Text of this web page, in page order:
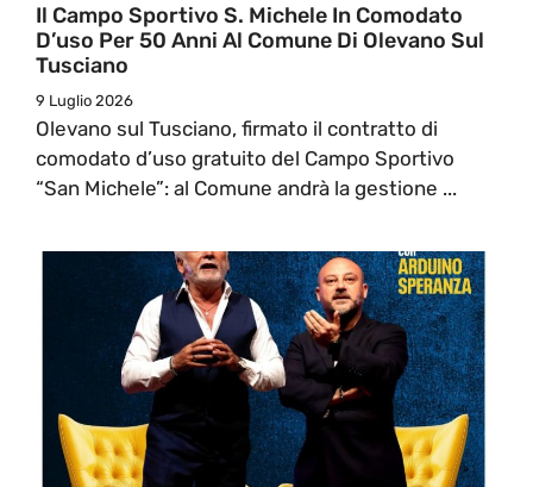
Il Campo Sportivo S. Michele In Comodato
D’uso Per 50 Anni Al Comune Di Olevano Sul
Tusciano
9 Luglio 2026
Olevano sul Tusciano, firmato il contratto di
comodato d’uso gratuito del Campo Sportivo
“San Michele”: al Comune andrà la gestione ...